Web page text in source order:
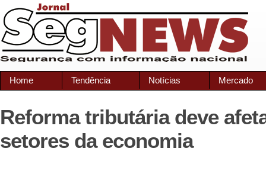
Home Tendência Notícias Mercado
Reforma tributária deve
setores da economia